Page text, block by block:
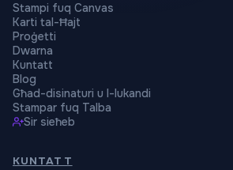
Stampi fuq Canvas
Karti tal-Ħajt
Proġetti
Dwarna
Kuntatt
Blog
Għad-disinaturi u l-lukandi
Stampar fuq Talba
Sir sieħeb
KUNTATT